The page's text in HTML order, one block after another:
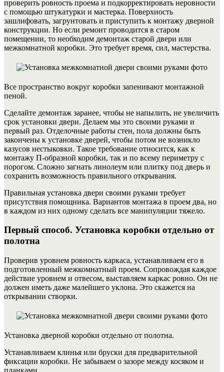
проверить ровность проема и подкорректировать неровности
с помощью штукатурки и мастерка. Поверхность
зашлифовать, загрунтовать и приступить к монтажу дверной
конструкции. Но если ремонт проводится в старом
помещении, то необходим демонтаж старой двери или
межкомнатной коробки. Это требует время, сил, мастерства.
Все пространство вокруг коробки запенивают монтажной
пеной.
Сделайте демонтаж заранее, чтобы не напылить, не увеличить
срок установки двери. Делаем мы это своими руками и
первый раз. Отделочные работы стен, пола должны быть
закончены к установке дверей, чтобы потом не возникло
казусов нестыковки. Такое требование относится, как к
монтажу П-образной коробки, так и по всему периметру с
порогом. Сложно загнать линолеум или плитку под дверь и
сохранить возможность правильного открывания.
Правильная установка двери своими руками требует
присутствия помощника. Вариантов монтажа в проем два, но
в каждом из них одному сделать все манипуляции тяжело.
Первый способ. Установка коробки отдельно от
полотна
Проверив уровнем ровность каркаса, устанавливаем его в
подготовленный межкомнатный проем. Сопровождая каждое
действие уровнем и отвесом, выставляем каркас ровно. Он не
должен иметь даже малейшего уклона. Это скажется на
открывании створки.
Установка дверной коробки отдельно от полотна.
Устанавливаем клинья или бруски для предварительной
фиксации коробки. Не забываем о зазоре между косяком и
планками.